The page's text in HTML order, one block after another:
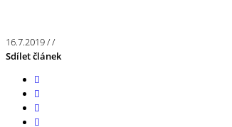
16.7.2019//
Sdílet článek